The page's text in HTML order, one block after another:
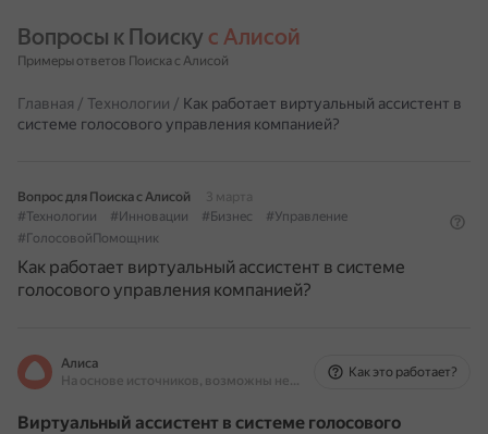
Вопросы к Поиску с Алисой
Примеры ответов Поиска с Алисой
Главная / Технологии / Как работает виртуальный ассистент в
системе голосового управления компанией?
Вопрос для Поиска с Алисой
3 марта
#Технологии
#Инновации #Бизнес
#Управление
#ГолосовойПомощник
Как работает виртуальный ассистент в системе
голосового управления компанией?
Алиса
На основе источников, возможны неточности
Как это работает?
Виртуальный ассистент в системе голосового